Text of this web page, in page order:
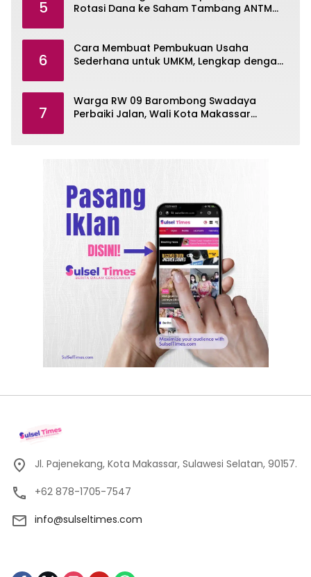
5
Rotasi Dana ke Saham Tambang ANTM
6
Cara Membuat Pembukuan Usaha
Sederhana untuk UMKM, Lengkap dengan
7
Warga RW 09 Barombong Swadaya
Perbaiki Jalan, Wali Kota Makassar
Jl. Pajenekang, Kota Makassar, Sulawesi Selatan, 90157.
+62 878-1705-7547
info@sulseltimes.com